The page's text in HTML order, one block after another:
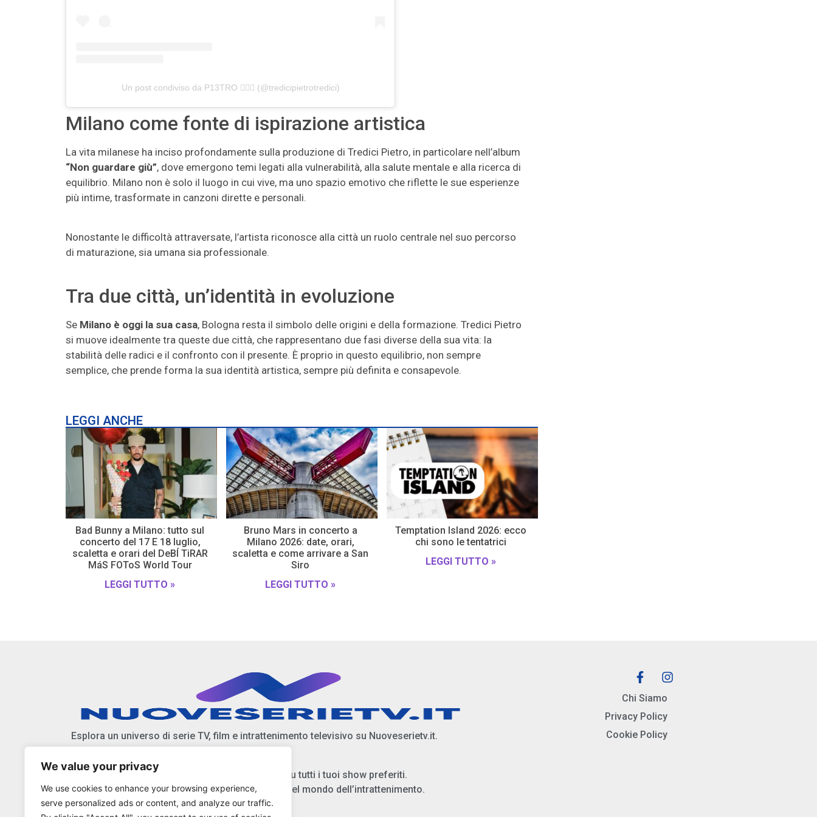
We value your privacy
We use cookies to enhance your browsing experience,
serve personalized ads or content, and analyze our traffic.
Un post condiviso da P13TRO 🙇🏻‍♂️ (@tredicipietrotredici)
Milano come fonte di ispirazione artistica
La vita milanese ha inciso profondamente sulla produzione di Tredici Pietro, in particolare nell’album
“Non guardare giù”, dove emergono temi legati alla vulnerabilità, alla salute mentale e alla ricerca di
equilibrio. Milano non è solo il luogo in cui vive, ma uno spazio emotivo che riflette le sue esperienze
più intime, trasformate in canzoni dirette e personali.
Nonostante le difficoltà attraversate, l’artista riconosce alla città un ruolo centrale nel suo percorso
di maturazione, sia umana sia professionale.
Tra due città, un’identità in evoluzione
Se Milano è oggi la sua casa, Bologna resta il simbolo delle origini e della formazione. Tredici Pietro
si muove idealmente tra queste due città, che rappresentano due fasi diverse della sua vita: la
stabilità delle radici e il confronto con il presente. È proprio in questo equilibrio, non sempre
semplice, che prende forma la sua identità artistica, sempre più definita e consapevole.
LEGGI ANCHE
Bad Bunny a Milano: tutto sul
concerto del 17 E 18 luglio,
scaletta e orari del DeBÍ TiRAR
MáS FOToS World Tour
LEGGI TUTTO »
Bruno Mars in concerto a
Milano 2026: date, orari,
scaletta e come arrivare a San
Siro
LEGGI TUTTO »
Temptation Island 2026: ecco
chi sono le tentatrici
LEGGI TUTTO »
Esplora un universo di serie TV, film e intrattenimento televisivo su Nuoveserietv.it.
Scopri anticipazioni, notizie, e approfondimenti su tutti i tuoi show preferiti.
Resta aggiornato sulle ultime tendenze e novità del mondo dell’intrattenimento.
Chi Siamo
Privacy Policy
Cookie Policy